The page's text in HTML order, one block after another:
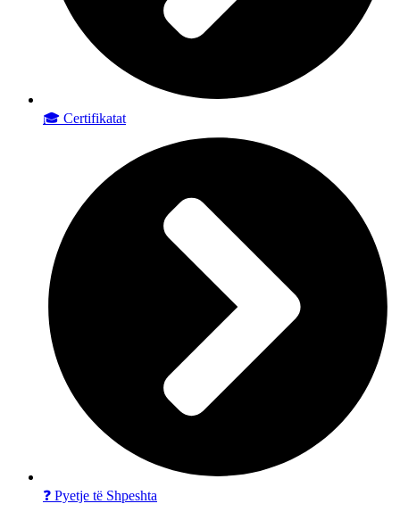
🎓 Certifikatat
❓ Pyetje të Shpeshta